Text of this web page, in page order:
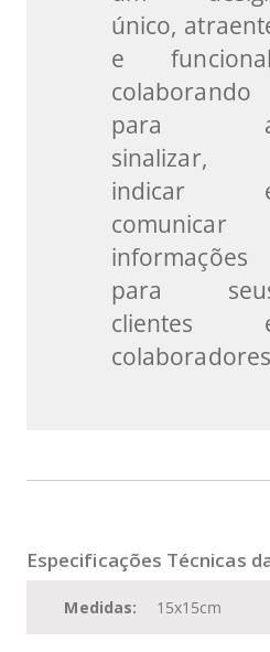
único,
e
colaborando
para
sinalizar,
indicar
comunicar
informações
para
clientes
Especificações Técnicas
Medidas: 15x15cm